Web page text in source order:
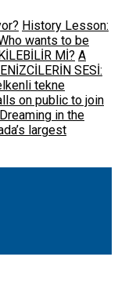
History Lesson:
wants to be
Mİ? A
SESİ:
tekne
on public to join
in the
largest